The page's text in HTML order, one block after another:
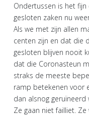
Ondertussen is het
gesloten zaken nu
Als we met zijn allen
centen zijn en dat die
gesloten blijven nooit
dat die Coronasteun
straks de meeste
ramp betekenen voor
dan alsnog
Ze gaan niet failliet.